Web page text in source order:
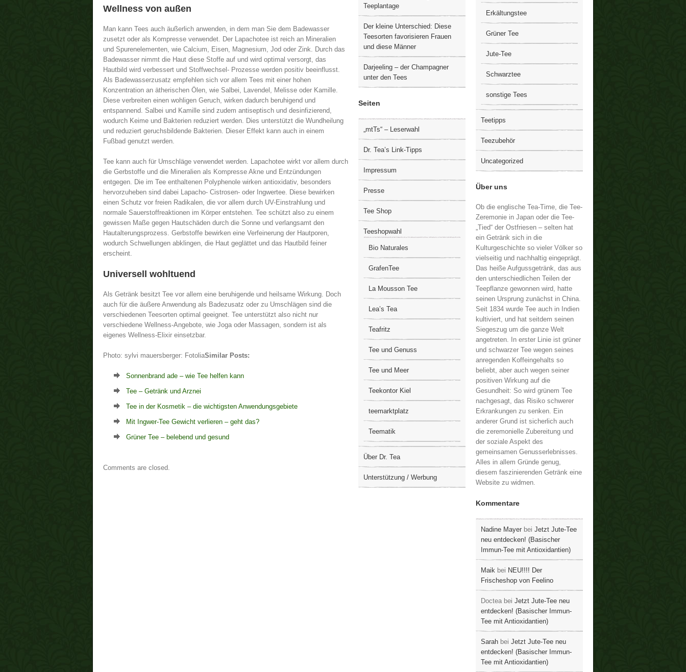
Wellness von außen
Man kann Tees auch äußerlich anwenden, in dem man Sie dem Badewasser
zusetzt oder als Kompresse verwendet. Der Lapachotee ist reich an Mineralien
und Spurenelementen, wie Calcium, Eisen, Magnesium, Jod oder Zink. Durch das
Badewasser nimmt die Haut diese Stoffe auf und wird optimal versorgt, das
Hautbild wird verbessert und Stoffwechsel- Prozesse werden positiv beeinflusst.
Als Badewasserzusatz empfehlen sich vor allem Tees mit einer hohen
Konzentration an ätherischen Ölen, wie Salbei, Lavendel, Melisse oder Kamille.
Diese verbreiten einen wohligen Geruch, wirken dadurch beruhigend und
entspannend. Salbei und Kamille sind zudem antiseptisch und desinfizierend,
wodurch Keime und Bakterien reduziert werden. Dies unterstützt die Wundheilung
und reduziert geruchsbildende Bakterien. Dieser Effekt kann auch in einem
Fußbad genutzt werden.
Tee kann auch für Umschläge verwendet werden. Lapachotee wirkt vor allem durch
die Gerbstoffe und die Mineralien als Kompresse Akne und Entzündungen
entgegen. Die im Tee enthaltenen Polyphenole wirken antioxidativ, besonders
hervorzuheben sind dabei Lapacho- Cistrosen- oder Ingwertee. Diese bewirken
einen Schutz vor freien Radikalen, die vor allem durch UV-Einstrahlung und
normale Sauerstoffreaktionen im Körper entstehen. Tee schützt also zu einem
gewissen Maße gegen Hautschäden durch die Sonne und verlangsamt den
Hautalterungsprozess. Gerbstoffe bewirken eine Verfeinerung der Hautporen,
wodurch Schwellungen abklingen, die Haut geglättet und das Hautbild feiner
erscheint.
Universell wohltuend
Als Getränk besitzt Tee vor allem eine beruhigende und heilsame Wirkung. Doch
auch für die äußere Anwendung als Badezusatz oder zu Umschlägen sind die
verschiedenen Teesorten optimal geeignet. Tee unterstützt also nicht nur
verschiedene Wellness-Angebote, wie Joga oder Massagen, sondern ist als
eigenes Wellness-Elixir einsetzbar.
Photo: sylvi mauersberger: FotoliaSimilar Posts:
Sonnenbrand ade – wie Tee helfen kann
Tee – Getränk und Arznei
Tee in der Kosmetik – die wichtigsten Anwendungsgebiete
Mit Ingwer-Tee Gewicht verlieren – geht das?
Grüner Tee – belebend und gesund
Comments are closed.
Teeplantage
Der kleine Unterschied: Diese
Teesorten favorisieren Frauen
und diese Männer
Darjeeling – der Champagner
unter den Tees
Seiten
„mtTs“ – Leserwahl
Dr. Tea’s Link-Tipps
Impressum
Presse
Tee Shop
Teeshopwahl
Bio Naturales
GrafenTee
La Mousson Tee
Lea’s Tea
Teafritz
Tee und Genuss
Tee und Meer
Teekontor Kiel
teemarktplatz
Teematik
Über Dr. Tea
Unterstützung / Werbung
Erkältungstee
Grüner Tee
Jute-Tee
Schwarztee
sonstige Tees
Teetipps
Teezubehör
Uncategorized
Über uns
Ob die englische Tea-Time, die Tee-
Zeremonie in Japan oder die Tee-
„Tied“ der Ostfriesen – selten hat
ein Getränk sich in die
Kulturgeschichte so vieler Völker so
vielseitig und nachhaltig eingeprägt.
Das heiße Aufgussgetränk, das aus
den unterschiedlichen Teilen der
Teepflanze gewonnen wird, hatte
seinen Ursprung zunächst in China.
Seit 1834 wurde Tee auch in Indien
kultiviert, und hat seitdem seinen
Siegeszug um die ganze Welt
angetreten. In erster Linie ist grüner
und schwarzer Tee wegen seines
anregenden Koffeingehalts so
beliebt, aber auch wegen seiner
positiven Wirkung auf die
Gesundheit: So wird grünem Tee
nachgesagt, das Risiko schwerer
Erkrankungen zu senken. Ein
anderer Grund ist sicherlich auch
die zeremonielle Zubereitung und
der soziale Aspekt des
gemeinsamen Genusserlebnisses.
Alles in allem Gründe genug,
diesem faszinierenden Getränk eine
Website zu widmen.
Kommentare
Nadine Mayer bei Jetzt Jute-Tee
neu entdecken! (Basischer
Immun-Tee mit Antioxidantien)
Maik bei NEU!!!! Der
Frischeshop von Feelino
Doctea bei Jetzt Jute-Tee neu
entdecken! (Basischer Immun-
Tee mit Antioxidantien)
Sarah bei Jetzt Jute-Tee neu
entdecken! (Basischer Immun-
Tee mit Antioxidantien)